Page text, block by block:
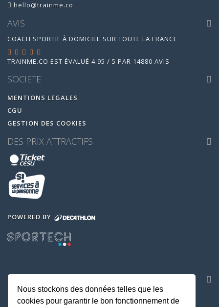
hello@trainme.co
AVIS
COACH SPORTIF À DOMICILE SUR TOUTE LA FRANCE
TRAINME.CO EST ÉVALUÉ 4.95 / 5 PAR 14880 AVIS
SOCIETE
MENTIONS LEGALES
CGU
GESTION DES COOKIES
DES PRIX ATTRACTIFS
POWERED BY
Nous stockons des données telles que les
cookies pour garantir le bon fonctionnement de